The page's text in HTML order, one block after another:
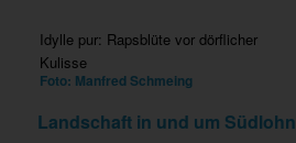
Idylle pur: Rapsblüte vor dörflicher
Kulisse
Foto: Manfred Schmeing
Landschaft in und um Südlohn